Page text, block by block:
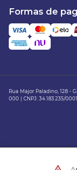
Formas de
Rua Major Paladino, 128 -
000 | CNPJ: 34.183.235/